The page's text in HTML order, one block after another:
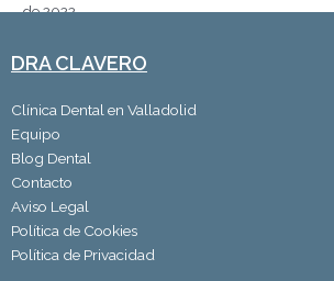
de 2022.
DRA CLAVERO
Clínica Dental en Valladolid
Equipo
Blog Dental
Contacto
Aviso Legal
Política de Cookies
Política de Privacidad